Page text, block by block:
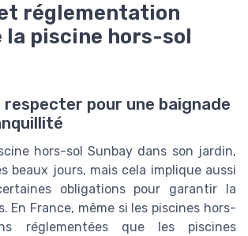
réglementation
la piscine hors-sol
respecter pour une baignade
hors-sol Sunbay dans son jardin,
beaux jours, mais cela implique aussi
obligations pour garantir la
En France, même si les piscines hors-
réglementées que les piscines